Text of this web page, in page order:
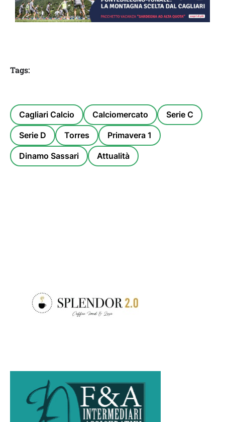
Tags:
Cagliari Calcio Calciomercato Serie C
Serie D Torres Primavera 1
Dinamo Sassari Attualità